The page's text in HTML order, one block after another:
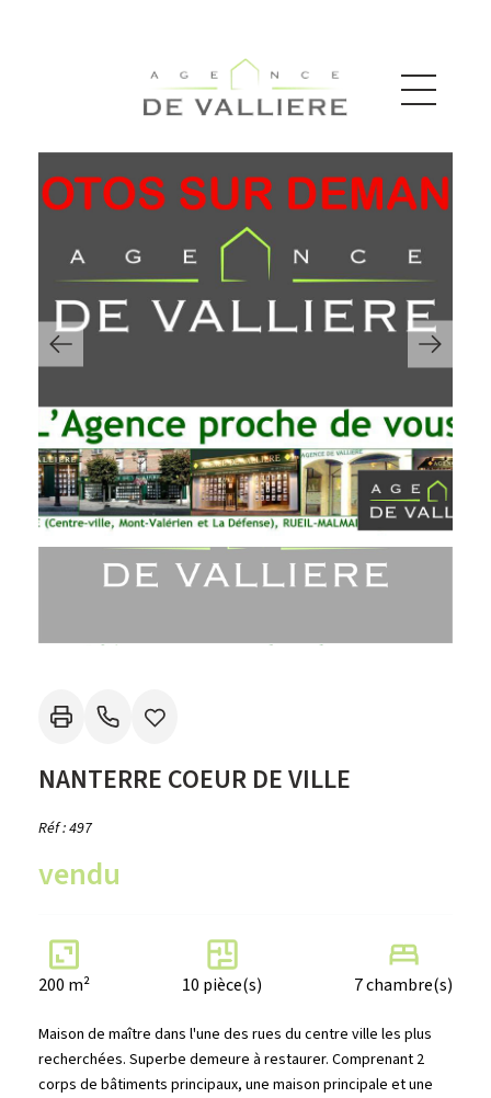
NANTERRE COEUR DE VILLE
Réf : 497
vendu
200 m² 10 pièce(s) 7 chambre(s)
Maison de maître dans l'une des rues du centre ville les plus
recherchées. Superbe demeure à restaurer. Comprenant 2
corps de bâtiments principaux, une maison principale et une